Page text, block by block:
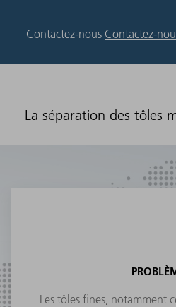
Contactez-nous Contactez-
La séparation des tôles
Les tôles fines, notamment